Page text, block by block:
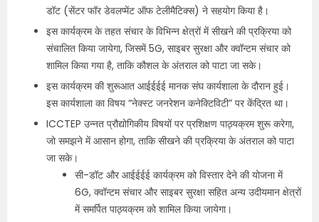
डॉट (सेंटर फॉर डेवलप्मेंट ऑफ टेलीमैटिक्स) ने सहयोग किया है।
इस कार्यक्रम के तहत संचार के विभिन्न क्षेत्रों में सीखने की प्रक्रिया को
संचालित किया जायेगा, जिसमें 5G, साइबर सुरक्षा और क्वॉन्टम संचार को
शामिल किया गया है, ताकि कौशल के अंतराल को पाटा जा सके।
इस कार्यक्रम की शुरूआत आईईईई मानक संघ कार्यशाला के दौरान हुई।
इस कार्यशाला का विषय “नेक्स्ट जनरेशन कनेक्टिविटी” पर केंद्रित था।
ICCTEP उन्नत प्रौद्योगिकीय विषयों पर प्रशिक्षण पाठ्यक्रम शुरू करेगा,
जो समझने में आसान होगा, ताकि सीखने की प्रक्रिया के अंतराल को पाटा
जा सके।
सी-डॉट और आईईईई कार्यक्रम को विस्तार देने की योजना में
6G, क्वॉन्टम संचार और साइबर सुरक्षा सहित अन्य उदीयमान क्षेत्रों
में समर्पित पाठ्यक्रम को शामिल किया जायेगा।